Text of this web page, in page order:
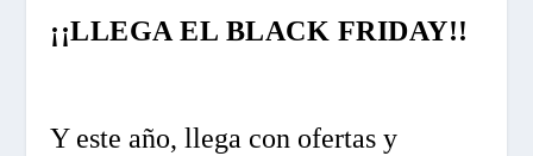
¡¡LLEGA EL BLACK FRIDAY!!
Y este año, llega con ofertas y